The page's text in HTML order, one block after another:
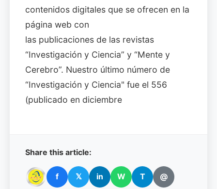
contenidos digitales que se ofrecen en la
página web con
las publicaciones de las revistas
“Investigación y Ciencia” y “Mente y
Cerebro”. Nuestro último número de
“Investigación y Ciencia" fue el 556
(publicado en diciembre
Share this article:
f 𝕏 in W T @